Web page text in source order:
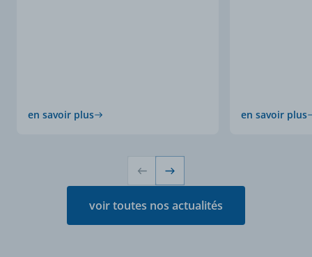
en savoir plus en savoir plus
voir toutes nos actualités